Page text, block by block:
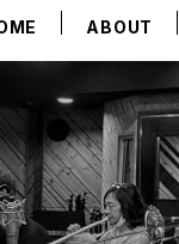
ABOUT